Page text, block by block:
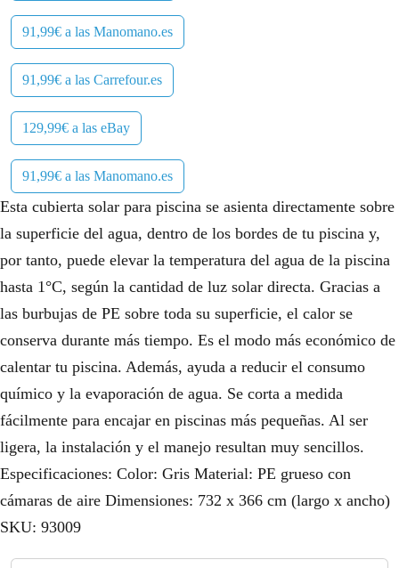
91,99€ a las Manomano.es
91,99€ a las Carrefour.es
129,99€ a las eBay
91,99€ a las Manomano.es
Esta cubierta solar para piscina se asienta directamente sobre
la superficie del agua, dentro de los bordes de tu piscina y,
por tanto, puede elevar la temperatura del agua de la piscina
hasta 1°C, según la cantidad de luz solar directa. Gracias a
las burbujas de PE sobre toda su superficie, el calor se
conserva durante más tiempo. Es el modo más económico de
calentar tu piscina. Además, ayuda a reducir el consumo
químico y la evaporación de agua. Se corta a medida
fácilmente para encajar en piscinas más pequeñas. Al ser
ligera, la instalación y el manejo resultan muy sencillos.
Especificaciones: Color: Gris Material: PE grueso con
cámaras de aire Dimensiones: 732 x 366 cm (largo x ancho)
SKU: 93009